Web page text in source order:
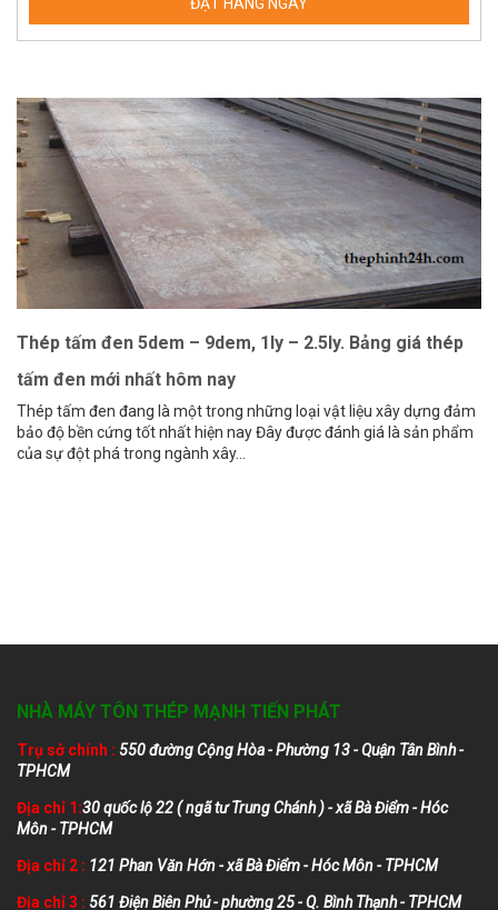
Thép tấm đen 5dem – 9dem, 1ly – 2.5ly. Bảng giá thép
tấm đen mới nhất hôm nay
Thép tấm đen đang là một trong những loại vật liệu xây dựng đảm
bảo độ bền cứng tốt nhất hiện nay Đây được đánh giá là sản phẩm
của sự đột phá trong ngành xây...
NHÀ MÁY TÔN THÉP MẠNH TIẾN PHÁT
Trụ sở chính : 550 đường Cộng Hòa - Phường 13 - Quận Tân Bình -
TPHCM
Địa chỉ 1:30 quốc lộ 22 ( ngã tư Trung Chánh ) - xã Bà Điểm - Hóc
Môn - TPHCM
Địa chỉ 2 : 121 Phan Văn Hớn - xã Bà Điểm - Hóc Môn - TPHCM
Địa chỉ 3 : 561 Điện Biên Phủ - phường 25 - Q. Bình Thạnh - TPHCM